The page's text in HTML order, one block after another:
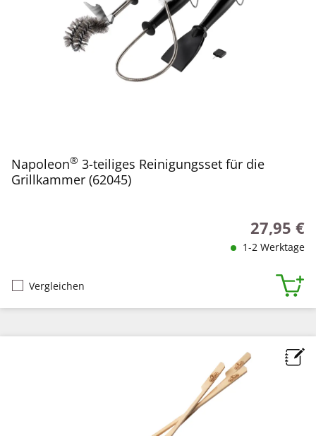
Napoleon® 3-teiliges Reinigungsset für die
Grillkammer (62045)
Regulärer
27,95 €
1-2 Werktage
Vergleichen